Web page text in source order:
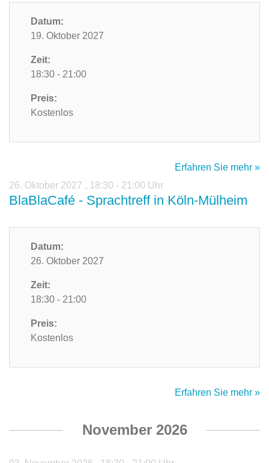
Datum:
19. Oktober 2027
Zeit:
18:30 - 21:00
Preis:
Kostenlos
Erfahren Sie mehr »
26. Oktober 2027 , 18:30 - 21:00 Uhr
BlaBlaCafé - Sprachtreff in Köln-Mülheim
Datum:
26. Oktober 2027
Zeit:
18:30 - 21:00
Preis:
Kostenlos
Erfahren Sie mehr »
November 2026